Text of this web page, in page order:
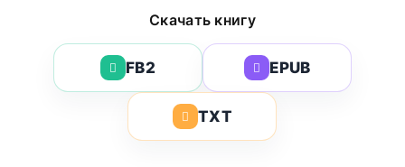
Скачать книгу
FB2 EPUB
TXT